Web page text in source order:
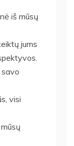
iš mūsų
jums
visi